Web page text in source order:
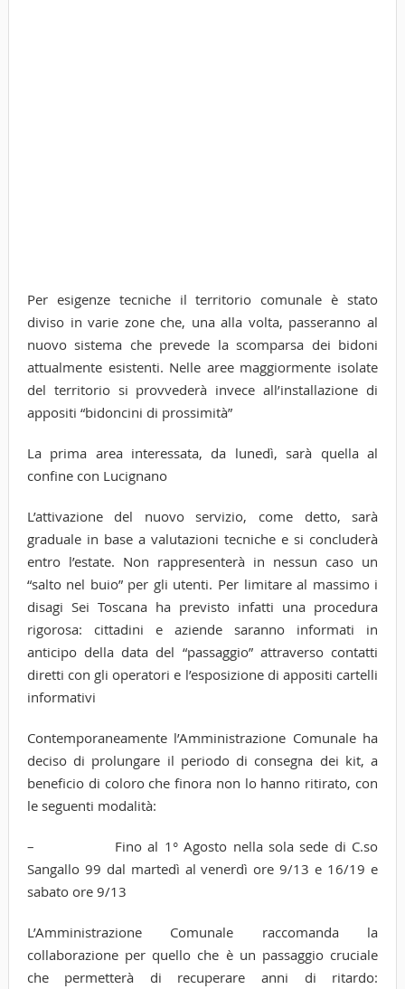
Per esigenze tecniche il territorio comunale è stato
diviso in varie zone che, una alla volta, passeranno al
nuovo sistema che prevede la scomparsa dei bidoni
attualmente esistenti. Nelle aree maggiormente isolate
del territorio si provvederà invece all’installazione di
appositi “bidoncini di prossimità”
La prima area interessata, da lunedì, sarà quella al
confine con Lucignano
L’attivazione del nuovo servizio, come detto, sarà
graduale in base a valutazioni tecniche e si concluderà
entro l’estate. Non rappresenterà in nessun caso un
“salto nel buio” per gli utenti. Per limitare al massimo i
disagi Sei Toscana ha previsto infatti una procedura
rigorosa: cittadini e aziende saranno informati in
anticipo della data del “passaggio” attraverso contatti
diretti con gli operatori e l’esposizione di appositi cartelli
informativi
Contemporaneamente l’Amministrazione Comunale ha
deciso di prolungare il periodo di consegna dei kit, a
beneficio di coloro che finora non lo hanno ritirato, con
le seguenti modalità:
– Fino al 1° Agosto nella sola sede di C.so
Sangallo 99 dal martedì al venerdì ore 9/13 e 16/19 e
sabato ore 9/13
L’Amministrazione Comunale raccomanda la
collaborazione per quello che è un passaggio cruciale
che permetterà di recuperare anni di ritardo: